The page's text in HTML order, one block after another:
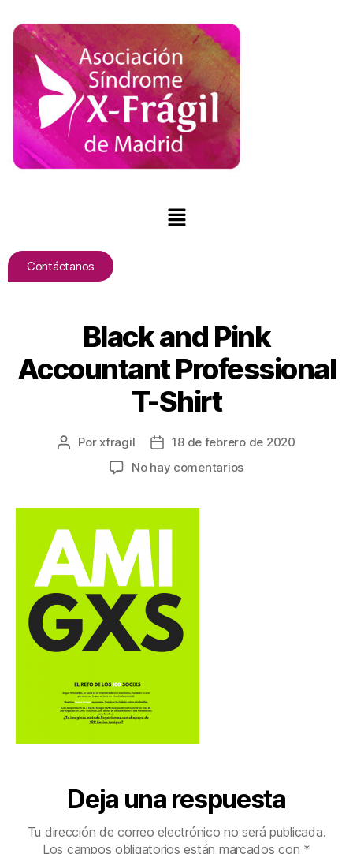
Contáctanos
Black and Pink
Accountant Professional
T-Shirt
Porxfragil
18 de febrero de 2020
No hay comentarios
Deja una respuesta
Tu dirección de correo electrónico no será publicada.
Los campos obligatorios están marcados con *